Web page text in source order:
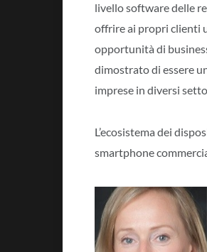
livello software delle
offrire ai propri clienti
opportunità di
dimostrato di essere
imprese in diversi
L’ecosistema dei
smartphone